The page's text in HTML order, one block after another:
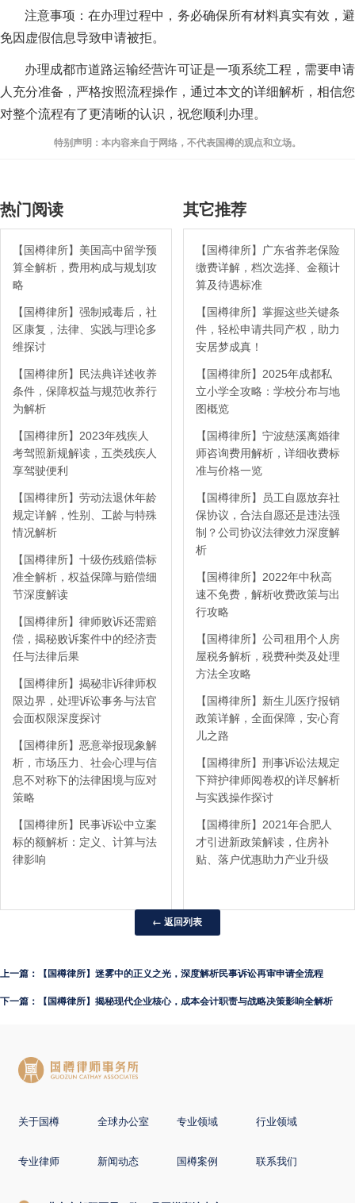
注意事项：在办理过程中，务必确保所有材料真实有效，避
免因虚假信息导致申请被拒。
办理成都市道路运输经营许可证是一项系统工程，需要申请
人充分准备，严格按照流程操作，通过本文的详细解析，相信您
对整个流程有了更清晰的认识，祝您顺利办理。
特别声明：本内容来自于网络，不代表国樽的观点和立场。
热门阅读
【国樽律所】美国高中留学预
算全解析，费用构成与规划攻
略
【国樽律所】强制戒毒后，社
区康复，法律、实践与理论多
维探讨
【国樽律所】民法典详述收养
条件，保障权益与规范收养行
为解析
【国樽律所】2023年残疾人
考驾照新规解读，五类残疾人
享驾驶便利
【国樽律所】劳动法退休年龄
规定详解，性别、工龄与特殊
情况解析
【国樽律所】十级伤残赔偿标
准全解析，权益保障与赔偿细
节深度解读
【国樽律所】律师败诉还需赔
偿，揭秘败诉案件中的经济责
任与法律后果
【国樽律所】揭秘非诉律师权
限边界，处理诉讼事务与法官
会面权限深度探讨
【国樽律所】恶意举报现象解
析，市场压力、社会心理与信
息不对称下的法律困境与应对
策略
【国樽律所】民事诉讼中立案
标的额解析：定义、计算与法
律影响
其它推荐
【国樽律所】广东省养老保险
缴费详解，档次选择、金额计
算及待遇标准
【国樽律所】掌握这些关键条
件，轻松申请共同产权，助力
安居梦成真！
【国樽律所】2025年成都私
立小学全攻略：学校分布与地
图概览
【国樽律所】宁波慈溪离婚律
师咨询费用解析，详细收费标
准与价格一览
【国樽律所】员工自愿放弃社
保协议，合法自愿还是违法强
制？公司协议法律效力深度解
析
【国樽律所】2022年中秋高
速不免费，解析收费政策与出
行攻略
【国樽律所】公司租用个人房
屋税务解析，税费种类及处理
方法全攻略
【国樽律所】新生儿医疗报销
政策详解，全面保障，安心育
儿之路
【国樽律所】刑事诉讼法规定
下辩护律师阅卷权的详尽解析
与实践操作探讨
【国樽律所】2021年合肥人
才引进新政策解读，住房补
贴、落户优惠助力产业升级
← 返回列表
上一篇：【国樽律所】迷雾中的正义之光，深度解析民事诉讼再审申请全流程
下一篇：【国樽律所】揭秘现代企业核心，成本会计职责与战略决策影响全解析
关于国樽 全球办公室 专业领域 行业领域
专业律师 新闻动态 国樽案例 联系我们